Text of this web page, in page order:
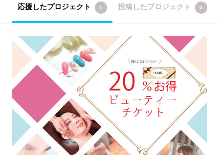
応援したプロジェクト 1 投稿したプロジェクト 0